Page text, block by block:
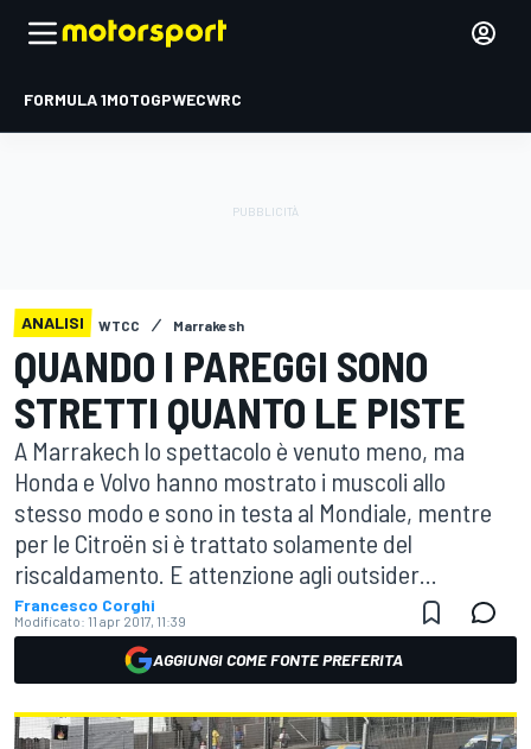
FORMULA 1MOTOGPWECWRC
ANALISI WTCC Marrakesh
QUANDO I PAREGGI SONO
STRETTI QUANTO LE PISTE
A Marrakech lo spettacolo è venuto meno, ma
Honda e Volvo hanno mostrato i muscoli allo
stesso modo e sono in testa al Mondiale, mentre
per le Citroën si è trattato solamente del
riscaldamento. E attenzione agli outsider...
Francesco Corghi
Modificato: 11 apr 2017, 11:39
AGGIUNGI COME FONTE PREFERITA